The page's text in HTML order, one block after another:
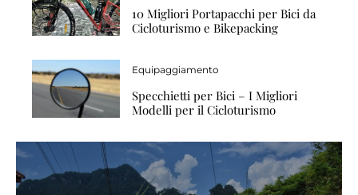
10 Migliori Portapacchi per Bici da
Cicloturismo e Bikepacking
Equipaggiamento
Specchietti per Bici – I Migliori
Modelli per il Cicloturismo